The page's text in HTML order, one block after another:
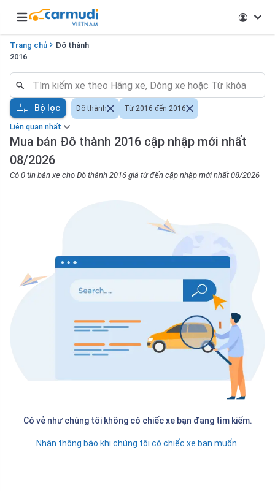
Open main menu
Trang chủ
Đô thành
2016
Liên quan nhất
Mua bán Đô thành 2016 cập nhập mới nhất
08/2026
Có 0 tin bán xe cho Đô thành 2016 giá từ đến cập nhập mới nhất 08/2026
Bộ lọc Đô thành Từ 2016 đến 2016
Có vẻ như chúng tôi không có chiếc xe bạn đang tìm kiếm.
Nhận thông báo khi chúng tôi có chiếc xe bạn muốn.